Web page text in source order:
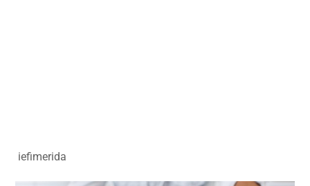
iefimerida